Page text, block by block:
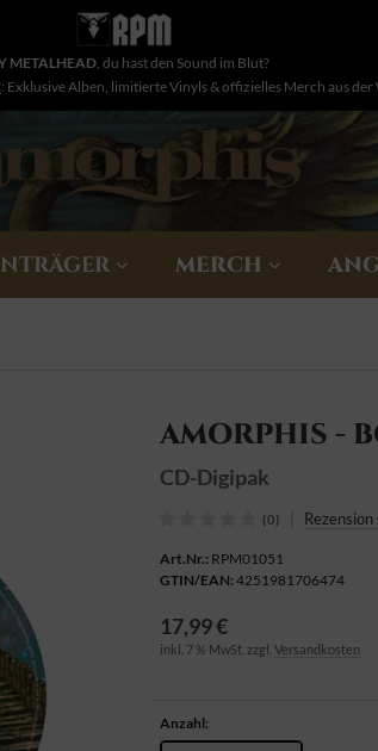
METALHEAD, du hast den Sound im Blut?
: Exklusive Alben, limitierte Vinyls & offizielles Merch aus der
MERCH
AMORPHIS -
CD-Digipak
(0)
Art.Nr.: RPM01051
GTIN/EAN: 4251981706474
17,99 €
inkl. 7 % MwSt. zzgl. Versandkosten
Anzahl: